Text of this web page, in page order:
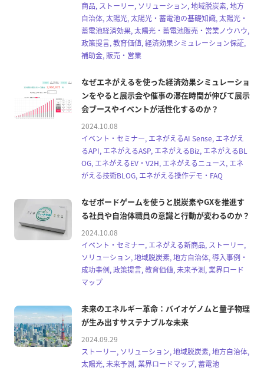
商品, ストーリー, ソリューション, 地域脱炭素, 地方
自治体, 太陽光, 太陽光・蓄電池の基礎知識, 太陽光・
蓄電池経済効果, 太陽光・蓄電池販売・営業ノウハウ,
政策提言, 教育価値, 経済効果シミュレーション保証,
補助金, 販売・営業
なぜエネがえるを使った経済効果シミュレーショ
ンをやると展示会や催事の滞在時間が伸びて展示
会ブースやイベントが活性化するのか？
2024.10.08
イベント・セミナー, エネがえるAI Sense, エネがえ
るAPI, エネがえるASP, エネがえるBiz, エネがえるBL
OG, エネがえるEV・V2H, エネがえるニュース, エネ
がえる技術BLOG, エネがえる操作デモ・FAQ
なぜボードゲームを使うと脱炭素やGXを推進す
る社員や自治体職員の意識と行動が変わるのか？
2024.10.08
イベント・セミナー, エネがえる新商品, ストーリー,
ソリューション, 地域脱炭素, 地方自治体, 導入事例・
成功事例, 政策提言, 教育価値, 未来予測, 業界ロード
マップ
未来のエネルギー革命：バイオゲノムと量子物理
が生み出すサステナブルな未来
2024.09.29
ストーリー, ソリューション, 地域脱炭素, 地方自治体,
太陽光, 未来予測, 業界ロードマップ, 蓄電池